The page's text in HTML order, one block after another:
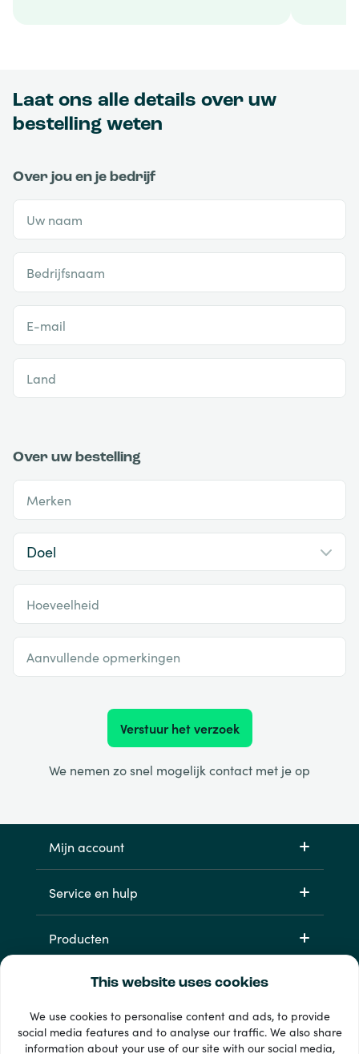
This website uses cookies
We use cookies to personalise content and ads, to provide
social media features and to analyse our traffic. We also share
information about your use of our site with our social media,
Laat ons alle details over uw
bestelling weten
Over jou en je bedrijf
Uw naam
Bedrijfsnaam
E-mail
Land
Over uw bestelling
Merken
Hoeveelheid
Aanvullende opmerkingen
Verstuur het verzoek
We nemen zo snel mogelijk contact met je op
Mijn account
Service en hulp
Producten